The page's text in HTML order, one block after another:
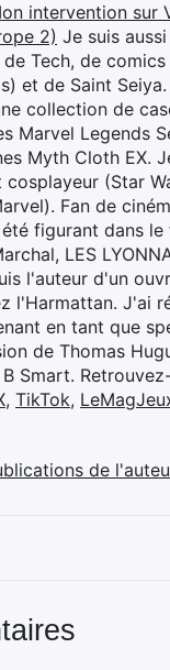
intervention sur
2) Je suis aussi
de Tech, de
et de Saint
collection de
Marvel Legends
Myth Cloth EX.
cosplayeur (Star
Fan de
figurant dans le
LES
l'auteur d'un
l'Harmattan. J'ai
en tant que
de Thomas
Smart.
, TikTok,
de